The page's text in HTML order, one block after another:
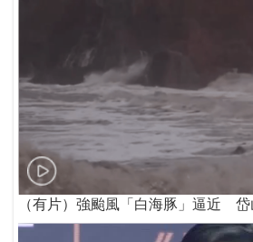
（有片）強颱風「白海豚」逼近 岱